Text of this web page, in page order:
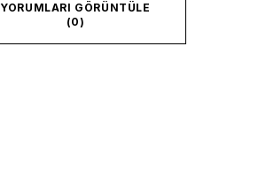
YORUMLARI GÖRÜNTÜLE
(0)